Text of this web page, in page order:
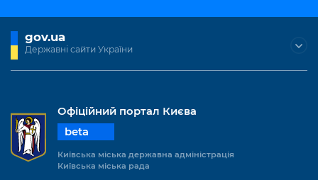
gov.ua
Державні сайти України
Офіційний портал Києва
beta
Київська міська державна адміністрація
Київська міська рада